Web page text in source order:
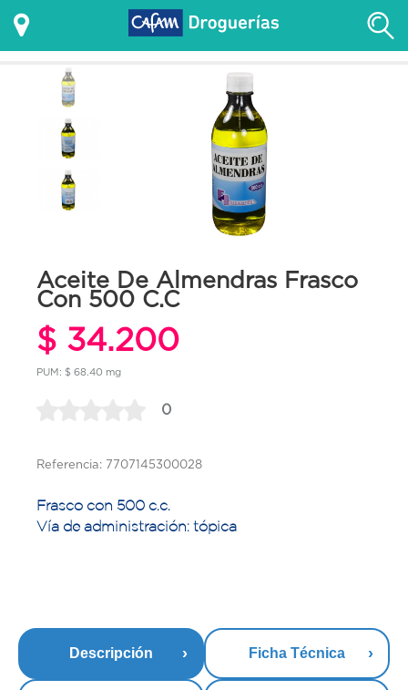
Aceite De Almendras Frasco
Con 500 C.C
$ 34.200
PUM: $ 68.40 mg
0
Referencia: 7707145300028
Frasco con 500 c.c.
Vía de administración: tópica
Descripción Ficha Técnica